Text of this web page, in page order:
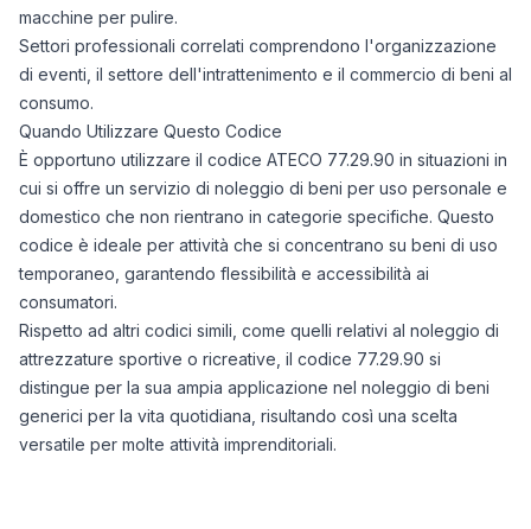
macchine per pulire.
Settori professionali correlati comprendono l'organizzazione
di eventi, il settore dell'intrattenimento e il commercio di beni al
consumo.
Quando Utilizzare Questo Codice
È opportuno utilizzare il codice ATECO 77.29.90 in situazioni in
cui si offre un servizio di noleggio di beni per uso personale e
domestico che non rientrano in categorie specifiche. Questo
codice è ideale per attività che si concentrano su beni di uso
temporaneo, garantendo flessibilità e accessibilità ai
consumatori.
Rispetto ad altri codici simili, come quelli relativi al noleggio di
attrezzature sportive o ricreative, il codice 77.29.90 si
distingue per la sua ampia applicazione nel noleggio di beni
generici per la vita quotidiana, risultando così una scelta
versatile per molte attività imprenditoriali.